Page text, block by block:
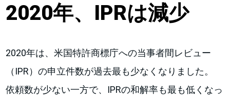
2020年、IPRは減少
2020年は、米国特許商標庁への当事者間レビュー
（IPR）の申立件数が過去最も少なくなりました。
依頼数が少ない一方で、IPRの和解率も最も低くなっ